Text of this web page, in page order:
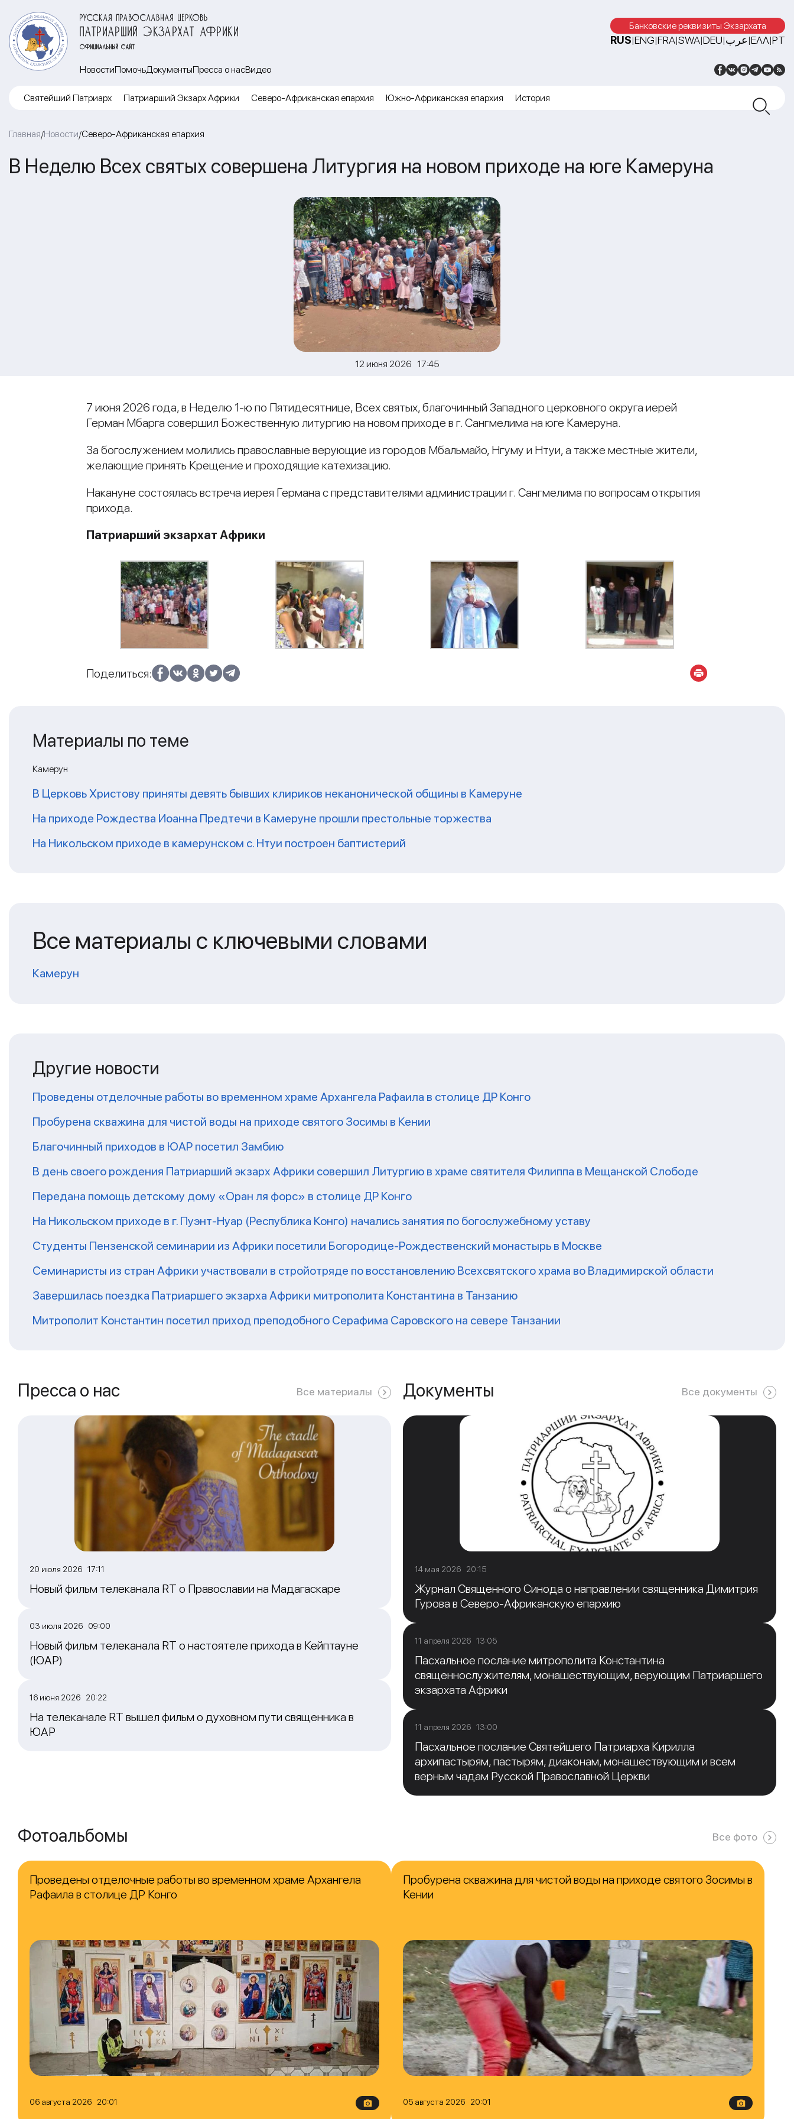
РУССКАЯ ПРАВОСЛАВНАЯ ЦЕРКОВЬ
ПАТРИАРШИЙ ЭКЗАРХАТ АФРИКИ
ОФИЦИАЛЬНЫЙ САЙТ
Банковские реквизиты Экзархата
RUS|ENG|FRA|SWA|DEU|عرب|ΕΛΛ|PT
НовостиПомочьДокументыПресса о насВидео
Cвятейший Патриарх Патриарший Экзарх Африки Северо-Африканская епархия Южно-Африканская епархия История
Главная/Новости/Северо-Африканская епархия
В Неделю Всех святых совершена Литургия на новом приходе на юге Камеруна
12 июня 2026 17:45
7 июня 2026 года, в Неделю 1-ю по Пятидесятнице, Всех святых, благочинный Западного церковного округа иерей
Герман Мбарга совершил Божественную литургию на новом приходе в г. Сангмелима на юге Камеруна.
За богослужением молились православные верующие из городов Мбальмайо, Нгуму и Нтуи, а также местные жители,
желающие принять Крещение и проходящие катехизацию.
Накануне состоялась встреча иерея Германа с представителями администрации г. Сангмелима по вопросам открытия
прихода.
Патриарший экзархат Африки
Поделиться:
Материалы по теме
Камерун
В Церковь Христову приняты девять бывших клириков неканонической общины в Камеруне
На приходе Рождества Иоанна Предтечи в Камеруне прошли престольные торжества
На Никольском приходе в камерунском с. Нтуи построен баптистерий
Все материалы с ключевыми словами
Камерун
Другие новости
Проведены отделочные работы во временном храме Архангела Рафаила в столице ДР Конго
Пробурена скважина для чистой воды на приходе святого Зосимы в Кении
Благочинный приходов в ЮАР посетил Замбию
В день своего рождения Патриарший экзарх Африки совершил Литургию в храме святителя Филиппа в Мещанской Слободе
Передана помощь детскому дому «Оран ля форс» в столице ДР Конго
На Никольском приходе в г. Пуэнт-Нуар (Республика Конго) начались занятия по богослужебному уставу
Студенты Пензенской семинарии из Африки посетили Богородице-Рождественский монастырь в Москве
Семинаристы из стран Африки участвовали в стройотряде по восстановлению Всехсвятского храма во Владимирской области
Завершилась поездка Патриаршего экзарха Африки митрополита Константина в Танзанию
Митрополит Константин посетил приход преподобного Серафима Саровского на севере Танзании
Пресса о нас Все материалы
20 июля 2026 17:11
Новый фильм телеканала RT о Православии на Мадагаскаре
03 июля 2026 09:00
Новый фильм телеканала RT о настоятеле прихода в Кейптауне
(ЮАР)
16 июня 2026 20:22
На телеканале RT вышел фильм о духовном пути священника в
ЮАР
Документы Все документы
14 мая 2026 20:15
Журнал Священного Синода о направлении священника Димитрия
Гурова в Северо-Африканскую епархию
11 апреля 2026 13:05
Пасхальное послание митрополита Константина
священнослужителям, монашествующим, верующим Патриаршего
экзархата Африки
11 апреля 2026 13:00
Пасхальное послание Святейшего Патриарха Кирилла
архипастырям, пастырям, диаконам, монашествующим и всем
верным чадам Русской Православной Церкви
Фотоальбомы Все фото
06 августа 2026 20:01
Проведены отделочные работы во временном храме Архангела
Рафаила в столице ДР Конго
05 августа 2026 20:01
Пробурена скважина для чистой воды на приходе святого Зосимы в
Кении